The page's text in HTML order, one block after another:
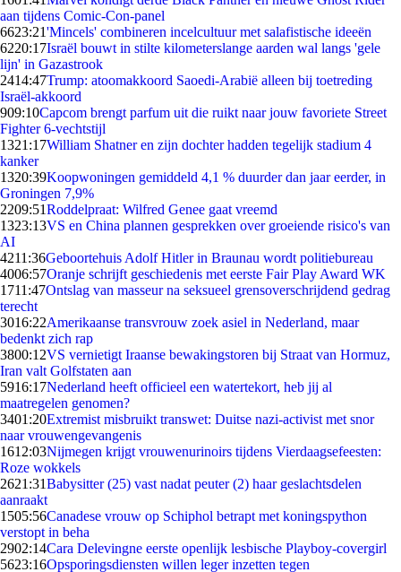
aan tijdens Comic-Con-panel
6623:21'Mincels' combineren incelcultuur met salafistische ideeën
6220:17Israël bouwt in stilte kilometerslange aarden wal langs 'gele
lijn' in Gazastrook
2414:47Trump: atoomakkoord Saoedi-Arabië alleen bij toetreding
Israël-akkoord
909:10Capcom brengt parfum uit die ruikt naar jouw favoriete Street
Fighter 6-vechtstijl
1321:17William Shatner en zijn dochter hadden tegelijk stadium 4
kanker
1320:39Koopwoningen gemiddeld 4,1 % duurder dan jaar eerder, in
Groningen 7,9%
2209:51Roddelpraat: Wilfred Genee gaat vreemd
1323:13VS en China plannen gesprekken over groeiende risico's van
AI
4211:36Geboortehuis Adolf Hitler in Braunau wordt politiebureau
4006:57Oranje schrijft geschiedenis met eerste Fair Play Award WK
1711:47Ontslag van masseur na seksueel grensoverschrijdend gedrag
terecht
3016:22Amerikaanse transvrouw zoek asiel in Nederland, maar
bedenkt zich rap
3800:12VS vernietigt Iraanse bewakingstoren bij Straat van Hormuz,
Iran valt Golfstaten aan
5916:17Nederland heeft officieel een watertekort, heb jij al
maatregelen genomen?
3401:20Extremist misbruikt transwet: Duitse nazi-activist met snor
naar vrouwengevangenis
1612:03Nijmegen krijgt vrouwenurinoirs tijdens Vierdaagsefeesten:
Roze wokkels
2621:31Babysitter (25) vast nadat peuter (2) haar geslachtsdelen
aanraakt
1505:56Canadese vrouw op Schiphol betrapt met koningspython
verstopt in beha
2902:14Cara Delevingne eerste openlijk lesbische Playboy-covergirl
5623:16Opsporingsdiensten willen leger inzetten tegen